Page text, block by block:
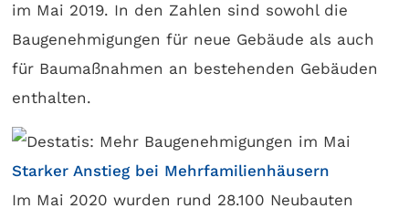
im Mai 2019. In den Zahlen sind sowohl die
Baugenehmigungen für neue Gebäude als auch
für Baumaßnahmen an bestehenden Gebäuden
enthalten.
Starker Anstieg bei Mehrfamilienhäusern
Im Mai 2020 wurden rund 28.100 Neubauten